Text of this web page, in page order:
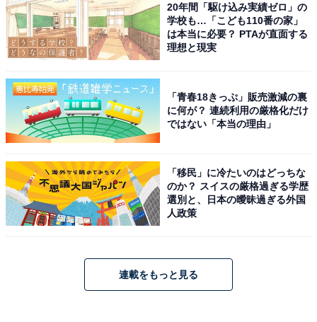
20年間「駆け込み実績ゼロ」の
学校も…「こども110番の家」
は本当に必要？ PTAが直面する
理想と現実
「青春18きっぷ」販売激減の裏
に何が？ 連続利用の厳格化だけ
ではない「本当の理由」
「移民」に冷たいのはどっちな
のか？ スイスの厳格過ぎる学歴
選別と、日本の曖昧過ぎる外国
人政策
連載をもっと見る